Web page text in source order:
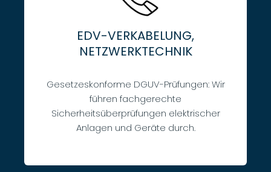
EDV-VERKABELUNG,
NETZWERKTECHNIK
Gesetzeskonforme DGUV-Prüfungen: Wir
führen fachgerechte
Sicherheitsüberprüfungen elektrischer
Anlagen und Geräte durch.